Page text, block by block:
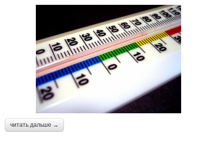
читать дальше →